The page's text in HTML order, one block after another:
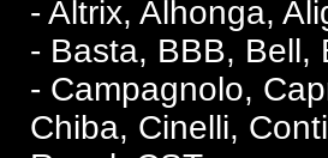
- Altrix, Alhonga,
- Basta, BBB, Bell,
- Campagnolo,
Chiba, Cinelli,